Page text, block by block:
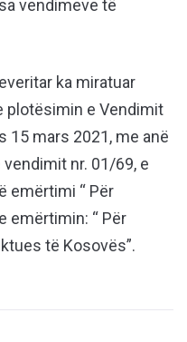
vendimeve të
ka miratuar
plotësimin e Vendimit
15 mars 2021, me anë
nr. 01/69, e
emërtimi “ Për
emërtimin: “ Për
të Kosovës”.